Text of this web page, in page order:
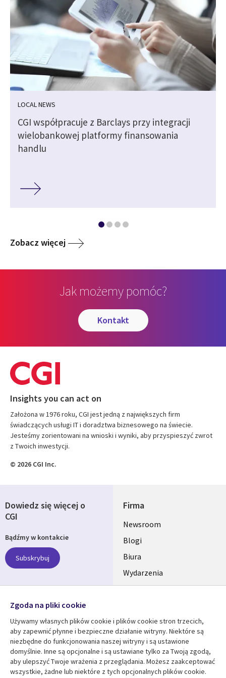
LOCAL NEWS
CGI współpracuje z Barclays przy integracji
wielobankowej platformy finansowania
handlu
Zobacz więcej
Jak możemy pomóc?
kontakt
Insights you can act on
Założona w 1976 roku, CGI jest jedną z największych firm
świadczących usługi IT i doradztwa biznesowego na świecie.
Jesteśmy zorientowani na wnioski i wyniki, aby przyspieszyć zwrot
z Twoich inwestycji.
© 2026 CGI Inc.
Firma
Useful
links
SECTIONS
POLSKA
Newsroom
Blogi
Biura
Wydarzenia
Centrum zasobów
Artykuły
Pomoc
Informacja prawna
Dowiedz się więcej o
CGI
Bądźmy w kontakcie
Subskrybuj
Social
Media
SECTIONS
POLSKA
Zgoda na pliki cookie
Używamy własnych plików cookie i plików cookie stron trzecich,
aby zapewnić płynne i bezpieczne działanie witryny. Niektóre są
niezbędne do funkcjonowania naszej witryny i są ustawione
domyślnie. Inne są opcjonalne i są ustawiane tylko za Twoją zgodą,
aby ulepszyć Twoje wrażenia z przeglądania. Możesz zaakceptować
wszystkie, żadne lub niektóre z tych opcjonalnych plików cookie.